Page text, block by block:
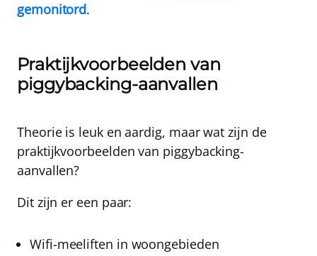
gemonitord.
Praktijkvoorbeelden van
piggybacking-aanvallen
Theorie is leuk en aardig, maar wat zijn de
praktijkvoorbeelden van piggybacking-
aanvallen?
Dit zijn er een paar:
Wifi-meeliften in woongebieden